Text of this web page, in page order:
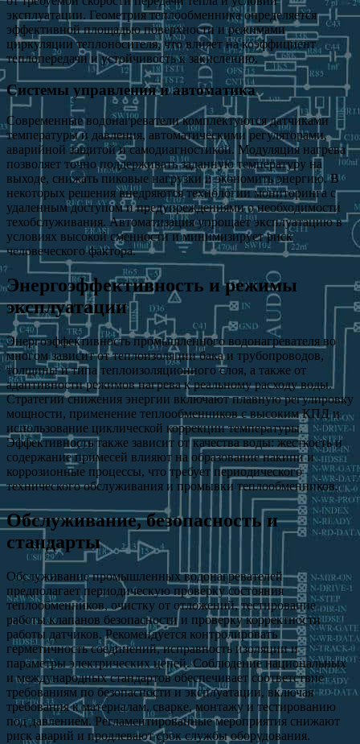
эксплуатации. Геометрия теплообменника определяется
эффективной площадью поверхности и режимами
циркуляции теплоносителя, что влияет на коэффициент
теплопередачи и устойчивость к закислению.
Системы управления и автоматика
Современные водонагреватели комплектуются датчиками
температуры и давления, автоматическими регуляторами,
аварийной защитой и самодиагностикой. Модуляция нагрева
позволяет точно поддерживать заданную температуру на
выходе, снижать пиковые нагрузки и экономить энергию. В
некоторых решения внедряются технологии мониторинга с
удаленным доступом и предупреждениями о необходимости
техобслуживания. Автоматизация упрощает эксплуатацию в
условиях высокой сменности и минимизирует риск
человеческого фактора.
Энергоэффективность и режимы
эксплуатации
Энергоэффективность промышленного водонагревателя во
многом зависит от теплоизоляции бака и трубопроводов,
толщины и типа теплоизоляционного слоя, а также от
адаптивности режимов нагрева к реальному расходу воды.
Стратегии снижения энергии включают плавную регулировку
мощности, применение теплообменников с высоким КПД и
использование циклической коррекции температуры.
Эффективность также зависит от качества воды: жесткость и
содержание примесей влияют на образование накипи и
коррозионные процессы, что требует периодического
технического обслуживания и промывки теплообменников.
Обслуживание, безопасность и
стандарты
Обслуживание промышленных водонагревателей
предполагает периодическую проверку состояния
теплообменников, очистку от отложений, тестирование
работы клапанов безопасности и проверку корректности
работы датчиков. Рекомендуется контролировать
герметичность соединений, исправность изоляции и
параметры электрических цепей. Соблюдение национальных
и международных стандартов обеспечивает соответствие
требованиям по безопасности и эксплуатации, включая
требования к материалам, сварке, монтажу и тестированию
под давлением. Регламентированные мероприятия снижают
риск аварий и продлевают срок службы оборудования.